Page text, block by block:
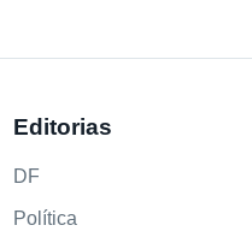
Editorias
DF
Política